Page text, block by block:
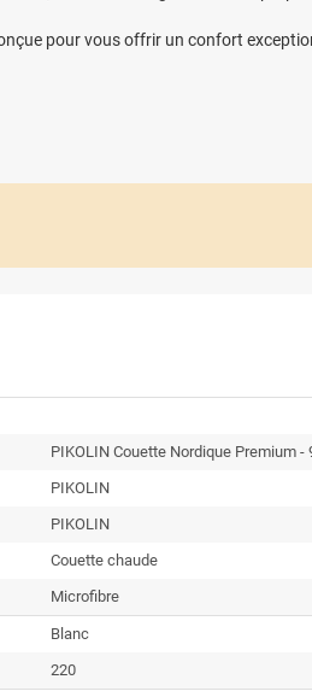
pour vous offrir un confort
PIKOLIN Couette Nordique Premium
PIKOLIN
PIKOLIN
Couette chaude
Microfibre
Blanc
220